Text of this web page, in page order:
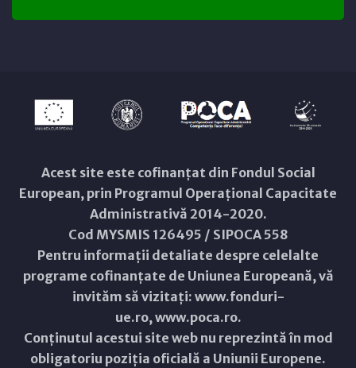
Acest site este cofinanțat din Fondul Social
European, prin Programul Operațional Capacitate
Administrativă 2014-2020.
Cod MYSMIS 126495 / SIPOCA 558
Pentru informații detaliate despre celelalte
programe cofinanțate de Uniunea Europeană, vă
invităm să vizitați: www.fonduri-
ue.ro,www.poca.ro.
Conținutul acestui site web nu reprezintă în mod
obligatoriu poziția oficială a Uniunii Europene.